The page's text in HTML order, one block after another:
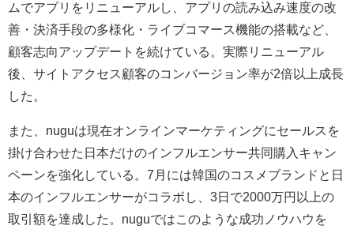
ムでアプリをリニューアルし、アプリの読み込み速度の改
善・決済手段の多様化・ライブコマース機能の搭載など、
顧客志向アップデートを続けている。実際リニューアル
後、サイトアクセス顧客のコンバージョン率が2倍以上成長
した。
また、nuguは現在オンラインマーケティングにセールスを
掛け合わせた日本だけのインフルエンサー共同購入キャン
ペーンを強化している。7月には韓国のコスメブランドと日
本のインフルエンサーがコラボし、3日で2000万円以上の
取引額を達成した。nuguではこのような成功ノウハウを